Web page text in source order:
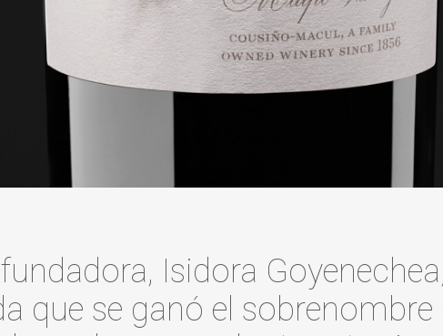
Isidora
que se ganó el sobrenombre